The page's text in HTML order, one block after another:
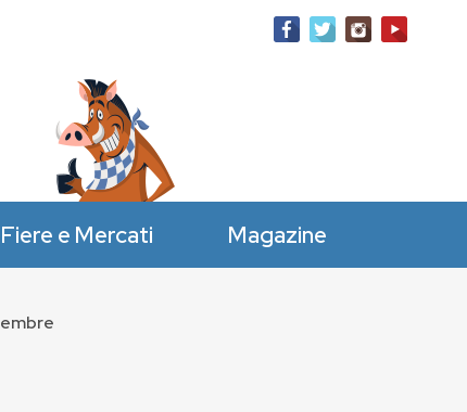
Fiere e Mercati Magazine